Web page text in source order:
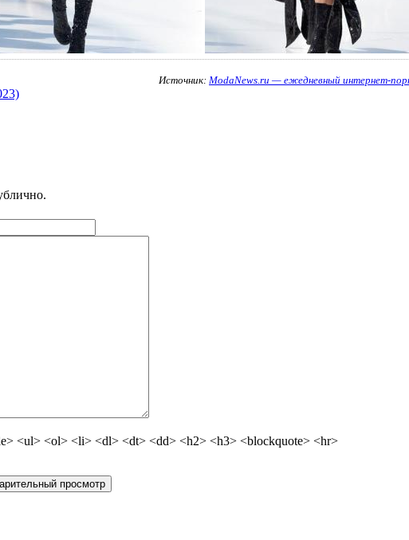
Источник: ModaNews.ru — ежедневный интернет-
<ul> <ol> <li> <dl> <dt> <dd> <h2> <h3> <blockquote> <hr>